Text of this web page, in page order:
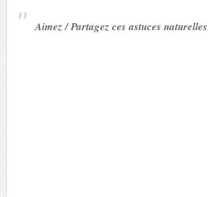
Aimez / Partagez ces astuces